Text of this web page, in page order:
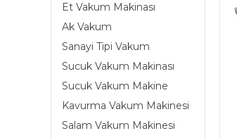
Et Vakum Makinası
Ak Vakum
Sanayi Tipi Vakum
Sucuk Vakum Makinası
Sucuk Vakum Makine
Kavurma Vakum Makinesi
Salam Vakum Makinesi